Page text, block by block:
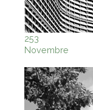
253
Novembre